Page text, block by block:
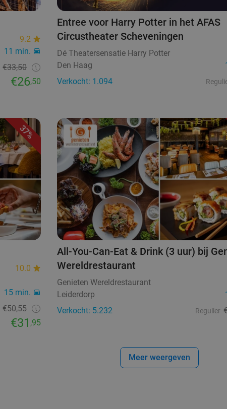
9.2
11 min.
€33,50
€26,50
Entree voor Harry Potter in het AFAS
Circustheater Scheveningen
Dé Theatersensatie Harry Potter
Den Haag
Verkocht: 1.094
37%
10.0
15 min.
€50,55
€31,95
All-You-Can-Eat & Drink (3 uur) bij
Wereldrestaurant
Genieten Wereldrestaurant
Leiderdorp
Verkocht: 5.232
Regulier
Meer weergeven